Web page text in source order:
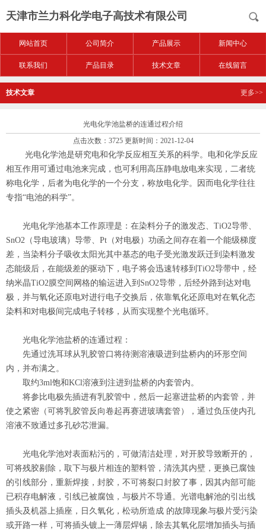
天津市兰力科化学电子高技术有限公司
网站首页 公司简介 产品展示 新闻中心
联系我们 产品目录 技术文章 在线留言
技术文章 更多>>
光电化学池盐桥的连通过程介绍
点击次数：3725 更新时间：2021-12-04
光电化学池是研究电和化学反应相互关系的科学。电和化学反应
相互作用可通过电池来完成，也可利用高压静电放电来实现，二者统
称电化学，后者为电化学的一个分支，称放电化学。因而电化学往往
专指“电池的科学”。
光电化学池基本工作原理是：在染料分子的激发态、TiO2导带、
SnO2（导电玻璃）导带、Pt（对电极）功函之间存在着一个能级梯度
差，当染料分子吸收太阳光其中基态的电子受光激发跃迁到染料激发
态能级后，在能级差的驱动下，电子将会迅速转移到TiO2导带中，经
纳米晶TiO2膜空间网格的输运进入到SnO2导带，后经外路到达对电
极，并与氧化还原电对进行电子交换后，依靠氧化还原电对在氧化态
染料和对电极间完成电子转移，从而实现整个光电循环。
光电化学池盐桥的连通过程：
先通过洗耳球从乳胶管口将待测溶液吸进到盐桥内的环形空间
内，并布满之。
取约3ml饱和KCl溶液到注进到盐桥的内套管内。
将参比电极先插进有乳胶管中，然后一起塞进盐桥的内套管，并
使之紧密（可将乳胶管反向卷起再赛进玻璃套管），通过负压使内孔
溶液不致通过多孔砂芯泄漏。
光电化学池对表面粘污的，可做清洁处理，对开胶导致断开的，
可将残胶剔除，取下与极片相连的塑料管，清洗其内壁，更换已腐蚀
的引线部分，重新焊接，封胶，不可将裂口封胶了事，因其内部可能
已积存电解液，引线已被腐蚀，与极片不导通。光谱电解池的引出线
插头及机器上插座，日久氧化，松动所造成 的故障现象与极片受污染
或开路一样，可将插头镀上一薄层焊锡，除去其氧化层增加插头与插